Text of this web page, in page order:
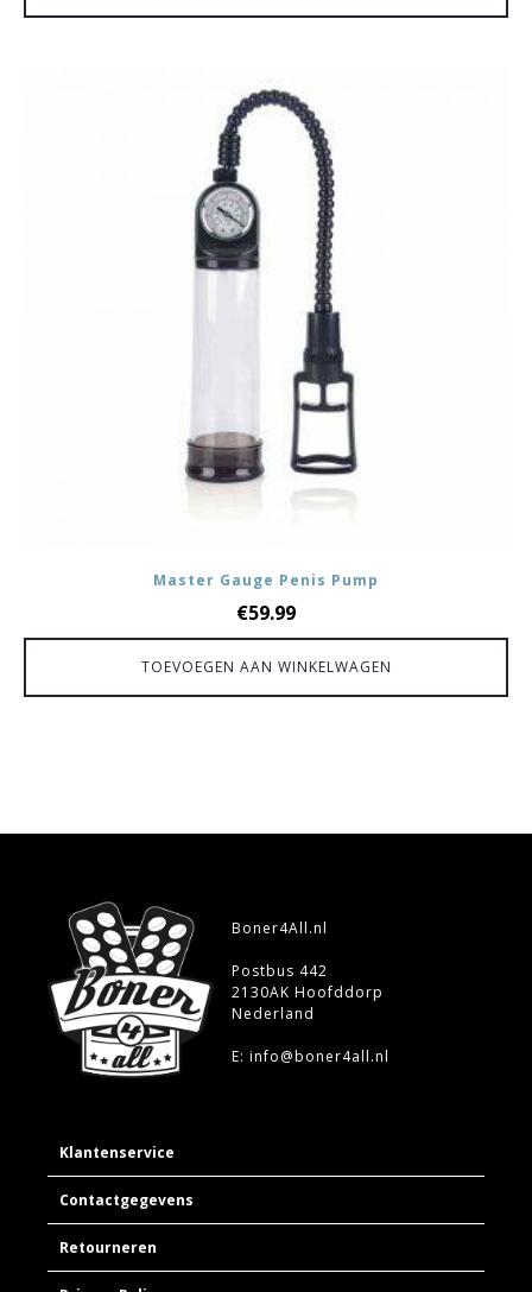
Master Gauge Penis Pump
€59.99
TOEVOEGEN AAN WINKELWAGEN
Boner4All.nl
Postbus 442
2130AK Hoofddorp
Nederland
E: info@boner4all.nl
Klantenservice
Contactgegevens
Retourneren